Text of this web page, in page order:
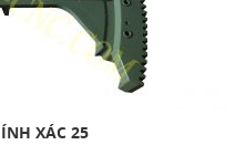
XÁC 25